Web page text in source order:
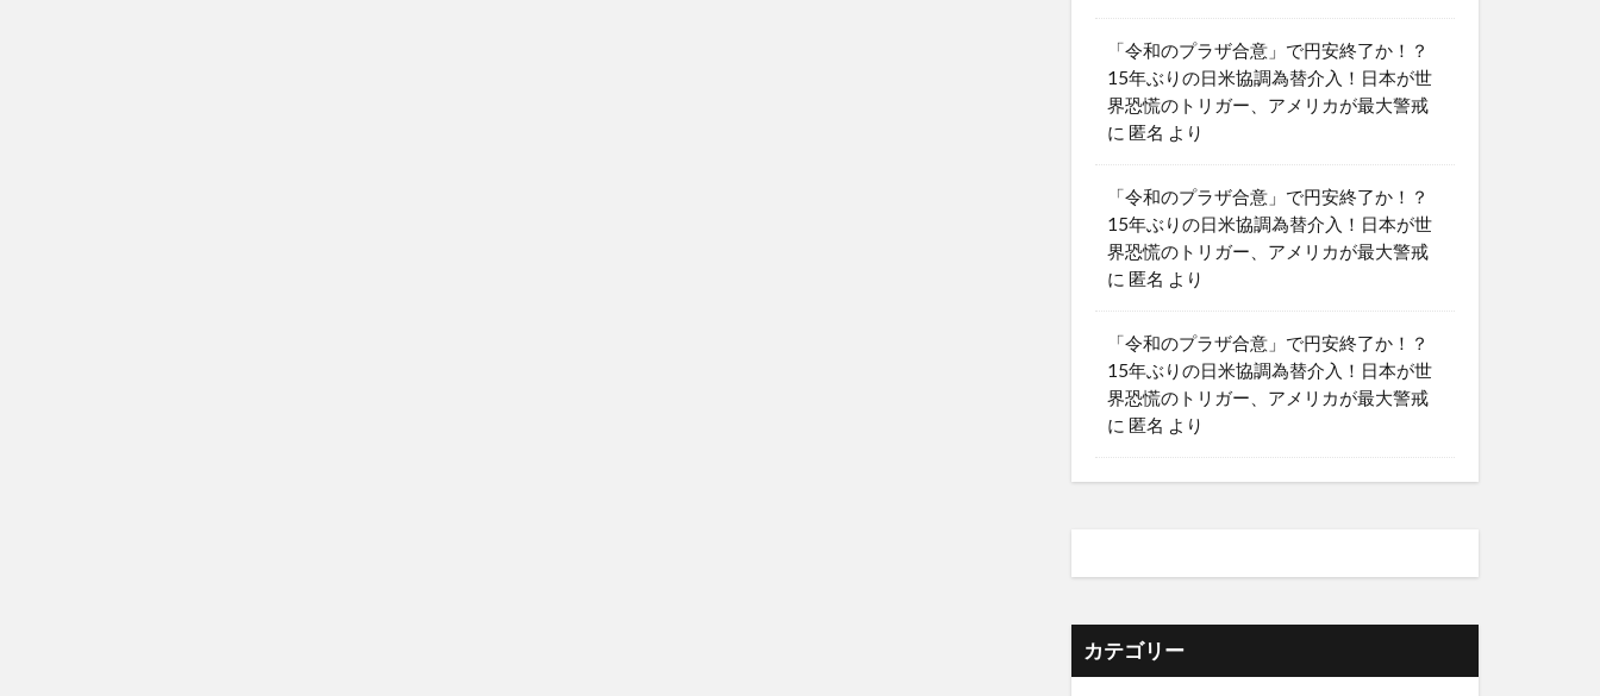
「令和のプラザ合意」で円安終了か！？
15年ぶりの日米協調為替介入！日本が世
界恐慌のトリガー、アメリカが最大警戒
に 匿名 より
「令和のプラザ合意」で円安終了か！？
15年ぶりの日米協調為替介入！日本が世
界恐慌のトリガー、アメリカが最大警戒
に 匿名 より
「令和のプラザ合意」で円安終了か！？
15年ぶりの日米協調為替介入！日本が世
界恐慌のトリガー、アメリカが最大警戒
に 匿名 より
カテゴリー